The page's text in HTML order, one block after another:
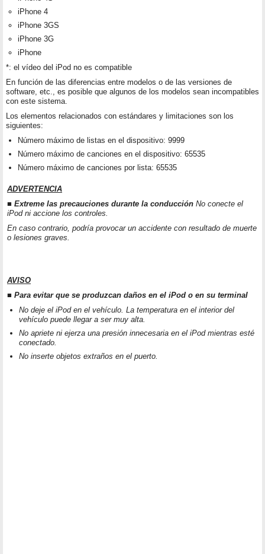
iPhone 4
iPhone 3GS
iPhone 3G
iPhone
*: el vídeo del iPod no es compatible
En función de las diferencias entre modelos o de las versiones de
software, etc., es posible que algunos de los modelos sean incompatibles
con este sistema.
Los elementos relacionados con estándares y limitaciones son los
siguientes:
Número máximo de listas en el dispositivo: 9999
Número máximo de canciones en el dispositivo: 65535
Número máximo de canciones por lista: 65535
ADVERTENCIA
■ Extreme las precauciones durante la conducción No conecte el
iPod ni accione los controles.
En caso contrario, podría provocar un accidente con resultado de muerte
o lesiones graves.
AVISO
■ Para evitar que se produzcan daños en el iPod o en su terminal
No deje el iPod en el vehículo. La temperatura en el interior del
vehículo puede llegar a ser muy alta.
No apriete ni ejerza una presión innecesaria en el iPod mientras esté
conectado.
No inserte objetos extraños en el puerto.